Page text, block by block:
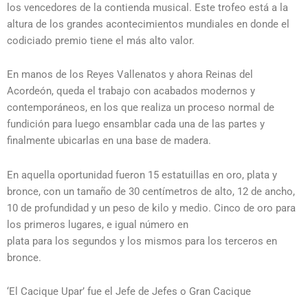
los vencedores de la contienda musical. Este trofeo está a la
altura de los grandes acontecimientos mundiales en donde el
codiciado premio tiene el más alto valor.
En manos de los Reyes Vallenatos y ahora Reinas del
Acordeón, queda el trabajo con acabados modernos y
contemporáneos, en los que realiza un proceso normal de
fundición para luego ensamblar cada una de las partes y
finalmente ubicarlas en una base de madera.
En aquella oportunidad fueron 15 estatuillas en oro, plata y
bronce, con un tamaño de 30 centímetros de alto, 12 de ancho,
10 de profundidad y un peso de kilo y medio. Cinco de oro para
los primeros lugares, e igual número en
plata para los segundos y los mismos para los terceros en
bronce.
‘El Cacique Upar’ fue el Jefe de Jefes o Gran Cacique